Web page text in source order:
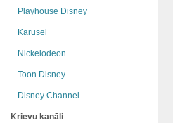
Playhouse Disney
Karusel
Nickelodeon
Toon Disney
Disney Channel
Krievu kanāli